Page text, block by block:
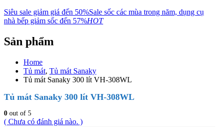
Siêu sale giảm giá đến 50%Sale sốc các mùa trong năm, dụng cụ
nhà bếp giảm sốc đến 57%HOT
Sản phẩm
Home
Tủ mát, Tủ mát Sanaky
Tủ mát Sanaky 300 lít VH-308WL
Tủ mát Sanaky 300 lít VH-308WL
0 out of 5
( Chưa có đánh giá nào. )